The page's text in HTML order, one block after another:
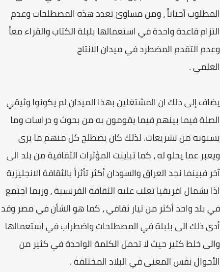
المطلوب أحياناً ، ومن مساوئ تعدد هذه المصطلحات وعدم
التزام قاعدة واحدة في استعمالها بلبلة الكتاب والقراء معاً
وعدم التقدم المضطرد في ميدان الانتاج
العلمي .
يضاف إلى ذلك ان المشتغلين بهذا الميدان لم يكونوا وثيقي
الصلة فيما بينهم فيما يقومون به من بحوث و دراسات وما
يسنونه من تشريعات. لذلك كان يصطلح كل منهم ما يرى
ويعبر عما يحلو له ، كما تباينت المؤثرات الثقافية من بلد الى
آخر فبينما نجد العراق والسودان أكثر تأثراً بالثقافة الانجليزية
اذا بشمال افريقيا تغلب عليه الثقافة الفرنسية ، وربما اجتمع
في بلد واحد أكثر من تيار ثقافي ، كما هو الشأن في مصر وقد
أدى ذلك الى بلبلة في المصطلحات واضطراب في استعمالها
والى خلط كثير حيث لا تحمل الكلمة الواحدة في كثير من
الأحوال نفس المعنى في البلاد المختلفة .